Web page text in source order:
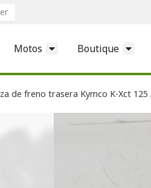
Motos Boutique
de freno trasera Kymco K-Xct 125